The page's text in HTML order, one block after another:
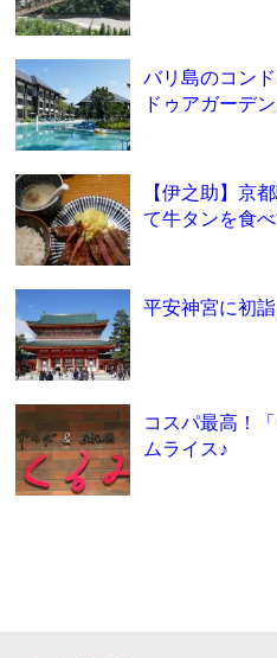
バリ島のコン
ドゥアガーデ
【伊之助】京
て牛タンを食べ
平安神宮に初
コスパ最高！
ムライス♪